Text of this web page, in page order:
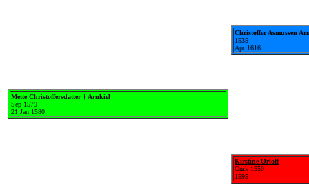
Mette Christoffersdatter † Arnkiel
Sep 1579
21 Jan 1580
Christoffer Asmussen
1535
Apr 1616
Kirstine Orloff
Omk 1550
1595